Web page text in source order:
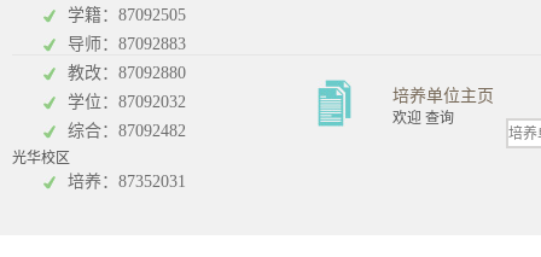
学籍：87092505
导师：87092883
教改：87092880
学位：87092032
综合：87092482
光华校区
培养：87352031
培养单位主页
欢迎 查询